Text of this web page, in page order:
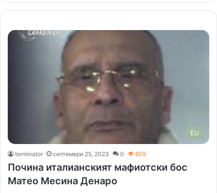
EU
terminator септември 25, 2023 0 809
Почина италианският мафиотски бос
Матео Месина Денаро